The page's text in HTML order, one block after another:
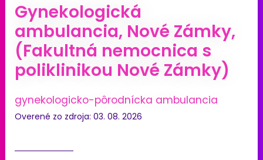
Gynekologická
ambulancia, Nové Zámky,
(Fakultná nemocnica s
poliklinikou Nové Zámky)
gynekologicko-pôrodnícka ambulancia
Overené zo zdroja: 03. 08. 2026